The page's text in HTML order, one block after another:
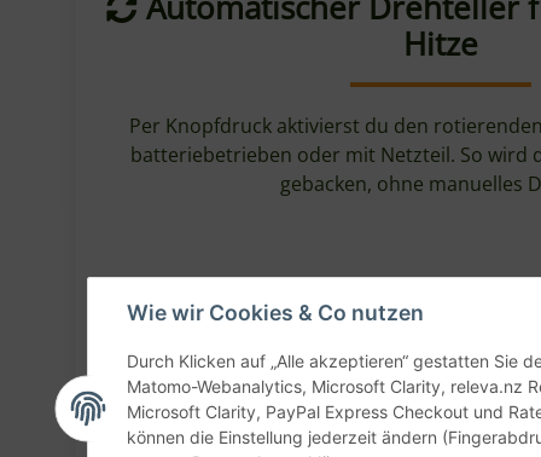
Wie wir Cookies & Co nutzen
Durch Klicken auf „Alle akzeptieren“ gestatten Sie
Matomo-Webanalytics, Microsoft Clarity, releva.nz
Microsoft Clarity, PayPal Express Checkout und
können die Einstellung jederzeit ändern
Hitze
Per Knopfdruck aktivierst du den
batteriebetrieben oder mit Netzteil. So wird
gebacken, ohne manuelles
Details:
Marke